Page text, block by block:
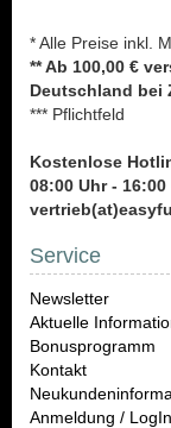
* Alle Preise inkl.
** Ab 100,00 €
Deutschland bei
*** Pflichtfeld
Kostenlose
08:00 Uhr -
Service
Newsletter
Aktuelle
Bonusprogramm
Kontakt
Anmeldung / LogIn